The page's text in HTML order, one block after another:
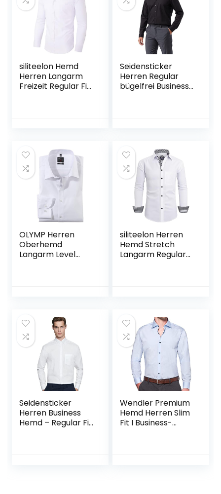
siliteelon Hemd
Herren Langarm
Freizeit Regular Fit
Seidensticker
Herren Regular
bügelfrei Business
OLYMP Herren
Oberhemd
Langarm Level
siliteelon Herren
Hemd Stretch
Langarm Regular
Seidensticker
Herren Business
Hemd – Regular Fit
Wendler Premium
Hemd Herren Slim
Fit I Business-